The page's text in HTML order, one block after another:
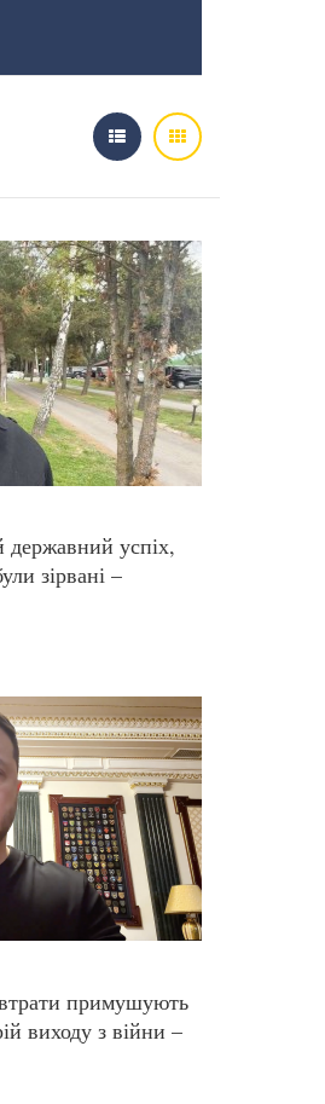
державний успіх,
зірвані –
втрати примушують
виходу з війни –